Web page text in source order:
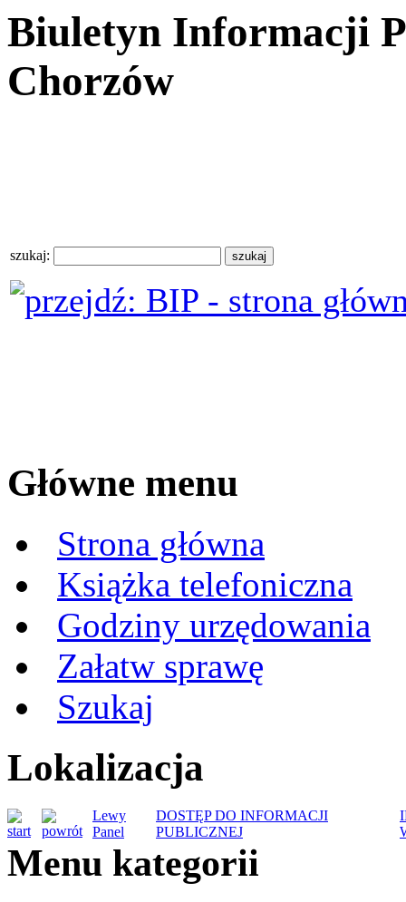
Biuletyn Informacji
Chorzów
szukaj:
Główne menu
Strona główna
Książka telefoniczna
Godziny urzędowania
Załatw sprawę
Szukaj
Lokalizacja
Lewy
Panel
DOSTĘP DO INFORMACJI
PUBLICZNEJ
Menu kategorii